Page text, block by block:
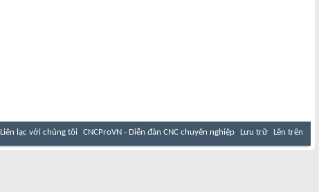
Liên lạc với chúng tôi CNCProVN - Diễn đàn CNC chuyên nghiệp Lưu trữ Lên trên